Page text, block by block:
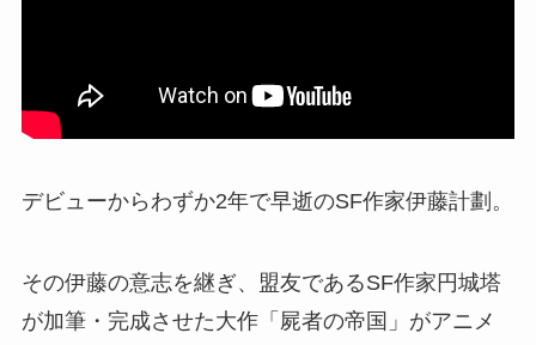
デビューからわずか2年で早逝のSF作家伊藤計劃。
その伊藤の意志を継ぎ、盟友であるSF作家円城塔
が加筆・完成させた大作「屍者の帝国」がアニメ